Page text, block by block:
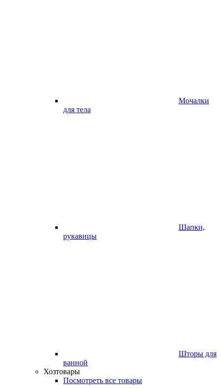
Мочалки
для тела
Шапки,
рукавицы
Шторы для
ванной
Хозтовары
Посмотреть все товары